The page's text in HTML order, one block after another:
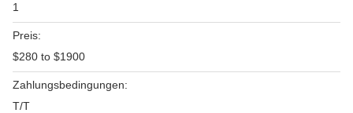
1
Preis:
$280 to $1900
Zahlungsbedingungen:
T/T